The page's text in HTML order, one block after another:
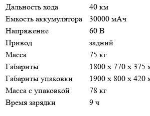
Дальность хода
40 км
Емкость аккумулятора
30000 мАч
Напряжение
60 В
Привод
задний
Масса
75 кг
Габариты
1800 х 770 х 375
Габариты упаковки
1900 х 800 х 420
Масса с упаковкой
78 кг
Время зарядки
9 ч